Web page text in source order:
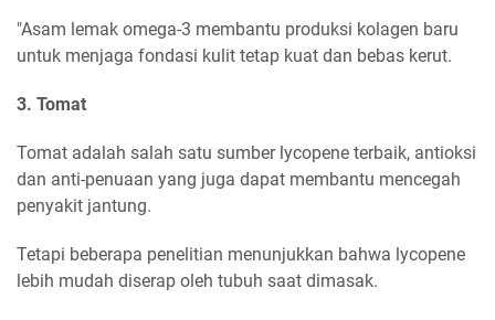
"Asam lemak omega-3 membantu produksi kolagen baru
untuk menjaga fondasi kulit tetap kuat dan bebas kerut.
3. Tomat
Tomat adalah salah satu sumber lycopene terbaik, antioksi
dan anti-penuaan yang juga dapat membantu mencegah
penyakit jantung.
Tetapi beberapa penelitian menunjukkan bahwa lycopene
lebih mudah diserap oleh tubuh saat dimasak.